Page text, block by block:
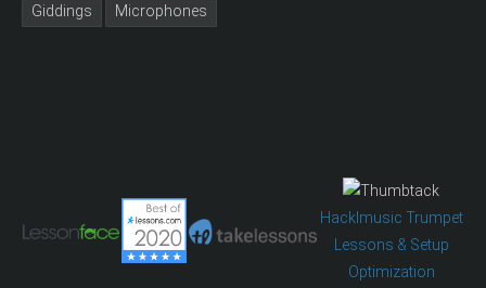
Giddings Microphones
Hacklmusic Trumpet
Lessons & Setup
Optimization